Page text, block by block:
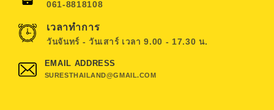
061-8818108
เวลาทำการ
วันจันทร์ - วันเสาร์ เวลา 9.00 - 17.30 น.
EMAIL ADDRESS
SURESTHAILAND@GMAIL.COM